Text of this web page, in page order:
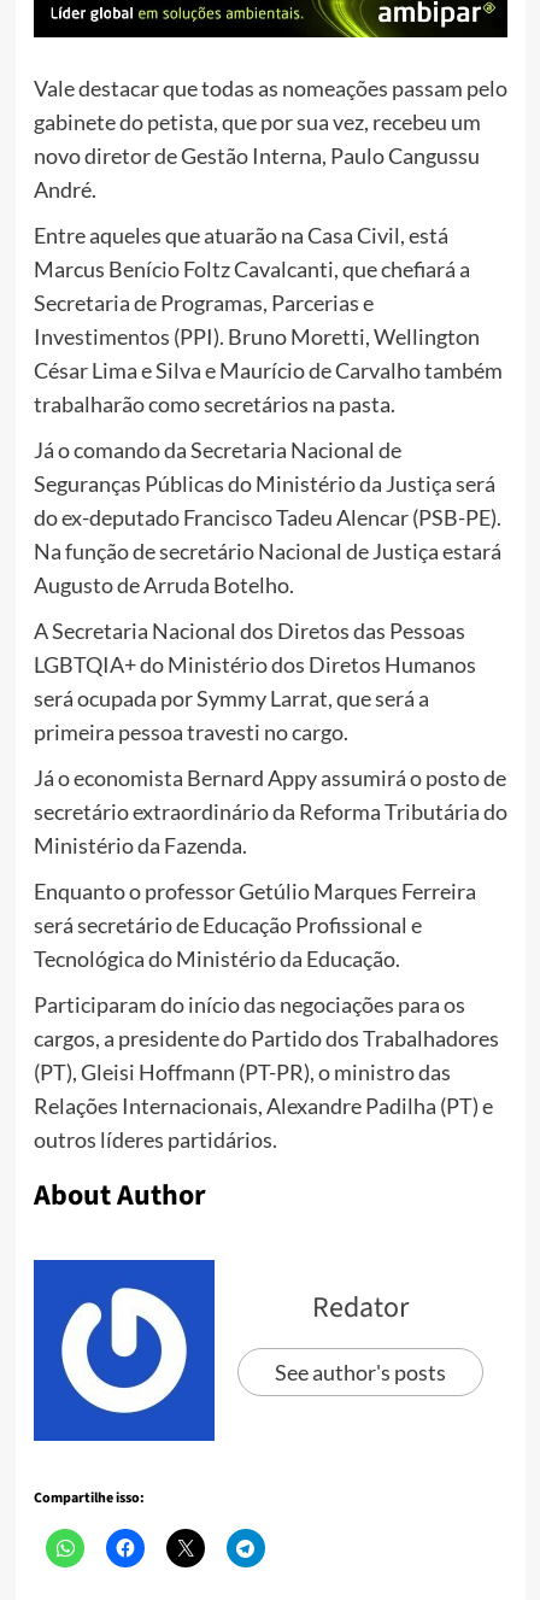
Vale destacar que todas as nomeações passam pelo
gabinete do petista, que por sua vez, recebeu um
novo diretor de Gestão Interna, Paulo Cangussu
André.
Entre aqueles que atuarão na Casa Civil, está
Marcus Benício Foltz Cavalcanti, que chefiará a
Secretaria de Programas, Parcerias e
Investimentos (PPI). Bruno Moretti, Wellington
César Lima e Silva e Maurício de Carvalho também
trabalharão como secretários na pasta.
Já o comando da Secretaria Nacional de
Seguranças Públicas do Ministério da Justiça será
do ex-deputado Francisco Tadeu Alencar (PSB-PE).
Na função de secretário Nacional de Justiça estará
Augusto de Arruda Botelho.
A Secretaria Nacional dos Diretos das Pessoas
LGBTQIA+ do Ministério dos Diretos Humanos
será ocupada por Symmy Larrat, que será a
primeira pessoa travesti no cargo.
Já o economista Bernard Appy assumirá o posto de
secretário extraordinário da Reforma Tributária do
Ministério da Fazenda.
Enquanto o professor Getúlio Marques Ferreira
será secretário de Educação Profissional e
Tecnológica do Ministério da Educação.
Participaram do início das negociações para os
cargos, a presidente do Partido dos Trabalhadores
(PT), Gleisi Hoffmann (PT-PR), o ministro das
Relações Internacionais, Alexandre Padilha (PT) e
outros líderes partidários.
About Author
Redator
See author's posts
Compartilhe isso: